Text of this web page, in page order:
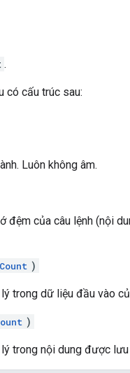
.
có cấu trúc sau:
Luôn không âm.
đệm của câu lệnh (nội
)
trong dữ liệu đầu vào
)
trong nội dung được